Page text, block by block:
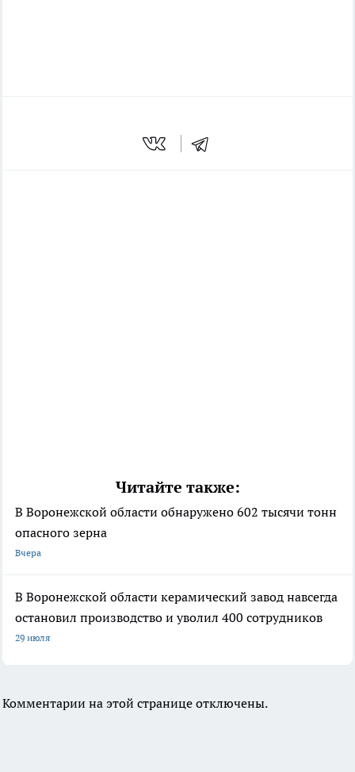
Читайте также:
В Воронежской области обнаружено 602 тысячи тонн
опасного зерна
Вчера
В Воронежской области керамический завод навсегда
остановил производство и уволил 400 сотрудников
29 июля
Комментарии на этой странице отключены.